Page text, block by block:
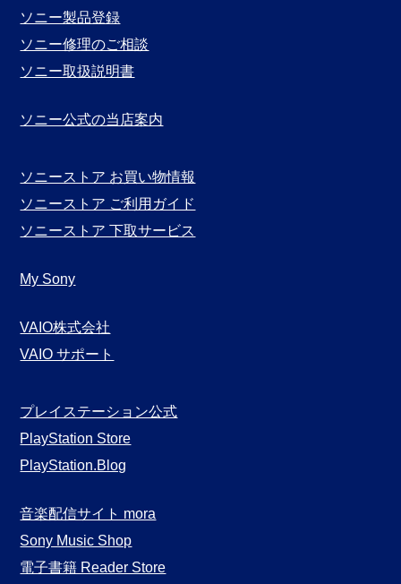
ソニー製品登録
ソニー修理のご相談
ソニー取扱説明書
ソニー公式の当店案内
ソニーストア お買い物情報
ソニーストア ご利用ガイド
ソニーストア 下取サービス
My Sony
VAIO株式会社
VAIO サポート
プレイステーション公式
PlayStation Store
PlayStation.Blog
音楽配信サイト mora
Sony Music Shop
電子書籍 Reader Store